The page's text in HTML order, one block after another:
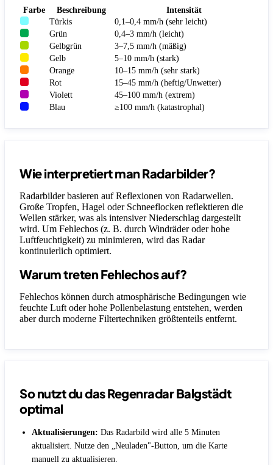
Farbe Beschreibung
Intensität
Türkis
0,1–0,4 mm/h (sehr leicht)
Grün
0,4–3 mm/h (leicht)
Gelbgrün
3–7,5 mm/h (mäßig)
Gelb
5–10 mm/h (stark)
Orange
10–15 mm/h (sehr stark)
Rot
15–45 mm/h (heftig/Unwetter)
Violett
45–100 mm/h (extrem)
Blau
≥100 mm/h (katastrophal)
Wie interpretiert man Radarbilder?
Radarbilder basieren auf Reflexionen von Radarwellen.
Große Tropfen, Hagel oder Schneeflocken reflektieren die
Wellen stärker, was als intensiver Niederschlag dargestellt
wird. Um Fehlechos (z. B. durch Windräder oder hohe
Luftfeuchtigkeit) zu minimieren, wird das Radar
kontinuierlich optimiert.
Warum treten Fehlechos auf?
Fehlechos können durch atmosphärische Bedingungen wie
feuchte Luft oder hohe Pollenbelastung entstehen, werden
aber durch moderne Filtertechniken größtenteils entfernt.
So nutzt du das Regenradar Balgstädt
optimal
Aktualisierungen: Das Radarbild wird alle 5 Minuten
aktualisiert. Nutze den „Neuladen"-Button, um die Karte
manuell zu aktualisieren.